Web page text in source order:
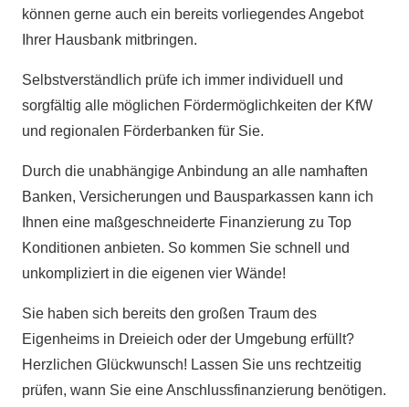
können gerne auch ein bereits vorliegendes Angebot
Ihrer Hausbank mitbringen.
Selbstverständlich prüfe ich immer individuell und
sorgfältig alle möglichen Fördermöglichkeiten der KfW
und regionalen Förderbanken für Sie.
Durch die unabhängige Anbindung an alle namhaften
Banken, Versicherungen und Bausparkassen kann ich
Ihnen eine maßgeschneiderte Finanzierung zu Top
Konditionen anbieten. So kommen Sie schnell und
unkompliziert in die eigenen vier Wände!
Sie haben sich bereits den großen Traum des
Eigenheims in Dreieich oder der Umgebung erfüllt?
Herzlichen Glückwunsch! Lassen Sie uns rechtzeitig
prüfen, wann Sie eine Anschlussfinanzierung benötigen.